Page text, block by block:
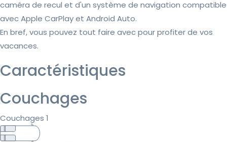
caméra de recul et d'un système de navigation compatible
avec Apple CarPlay et Android Auto.
En bref, vous pouvez tout faire avec pour profiter de vos
vacances.
Caractéristiques
Couchages
Couchages 1